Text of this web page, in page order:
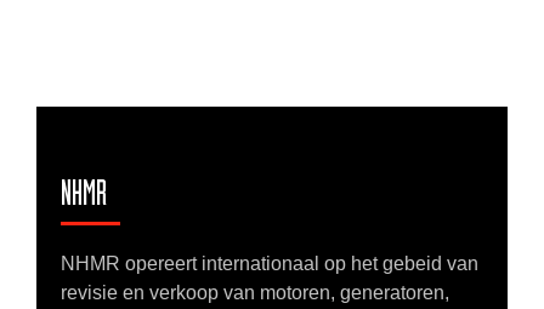
NHMR
NHMR opereert internationaal op het gebeid van
revisie en verkoop van motoren, generatoren,